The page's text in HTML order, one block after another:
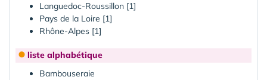
Languedoc-Roussillon [1]
Pays de la Loire [1]
Rhône-Alpes [1]
liste alphabétique
Bambouseraie